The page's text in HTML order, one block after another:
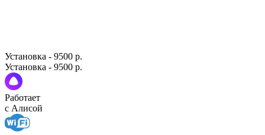
Установка - 9500 р.
Установка - 9500 р.
Работает
с Алисой